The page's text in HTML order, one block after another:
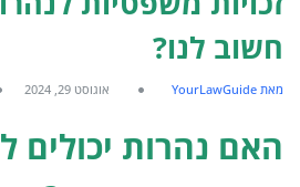
חשוב לנו?
מאת YourLawGuide אוגוסט 29, 2024
האם נהרות יכולים